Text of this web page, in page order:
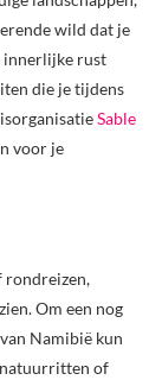
wild dat je
innerlijke rust
die je tijdens
Sable
voor je
rondreizen,
Om een nog
Namibië kun
natuurritten of